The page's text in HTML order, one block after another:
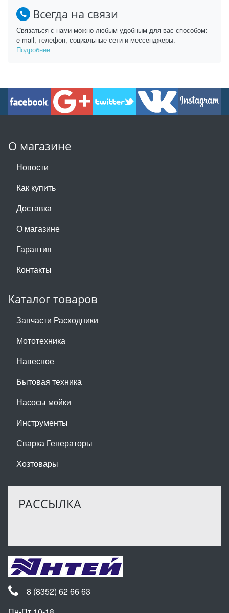
Всегда на связи
Связаться с нами можно любым удобным для вас способом:
e-mail, телефон, социальные сети и мессенджеры.
Подробнее
О магазине
Новости
Как купить
Доставка
О магазине
Гарантия
Контакты
Каталог товаров
Запчасти Расходники
Мототехника
Навесное
Бытовая техника
Насосы мойки
Инструменты
Сварка Генераторы
Хозтовары
РАССЫЛКА
8 (8352) 62 66 63